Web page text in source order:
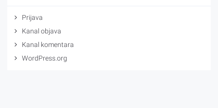
Prijava
Kanal objava
Kanal komentara
WordPress.org